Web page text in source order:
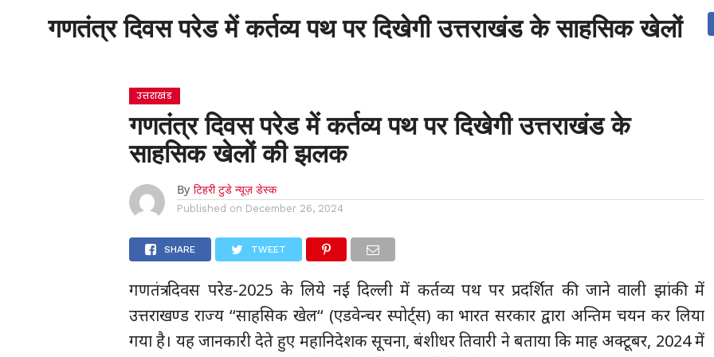
होम उत्तराखंड देश दुनिया संपर्क करें
गणतंत्र दिवस परेड में कर्तव्य पथ पर दिखेगी उत्तराखंड के साहसिक खेलों
उत्तराखंड
गणतंत्र दिवस परेड में कर्तव्य पथ पर दिखेगी उत्तराखंड के
साहसिक खेलों की झलक
By टिहरी टुडे न्यूज़ डेस्क
Published on December 26, 2024
SHARE TWEET
गणतंत्र दिवस परेड-2025 के लिये नई दिल्ली में कर्तव्य पथ पर प्रदर्शित की जाने वाली झांकी में
उत्तराखण्ड राज्य ‘‘साहसिक खेल‘‘ (एडवेन्चर स्पोर्ट्स) का भारत सरकार द्वारा अन्तिम चयन कर लिया
गया है। यह जानकारी देते हुए महानिदेशक सूचना, बंशीधर तिवारी ने बताया कि माह अक्टूबर, 2024 में